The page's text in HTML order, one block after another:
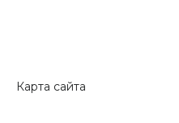
Карта сайта